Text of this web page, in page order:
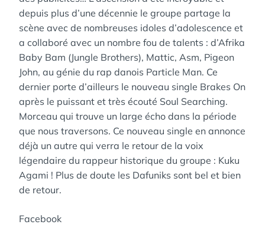
depuis plus d’une décennie le groupe partage la
scène avec de nombreuses idoles d’adolescence et
a collaboré avec un nombre fou de talents : d’Afrika
Baby Bam (Jungle Brothers), Mattic, Asm, Pigeon
John, au génie du rap danois Particle Man. Ce
dernier porte d’ailleurs le nouveau single Brakes On
après le puissant et très écouté Soul Searching.
Morceau qui trouve un large écho dans la période
que nous traversons. Ce nouveau single en annonce
déjà un autre qui verra le retour de la voix
légendaire du rappeur historique du groupe : Kuku
Agami ! Plus de doute les Dafuniks sont bel et bien
de retour.
Facebook